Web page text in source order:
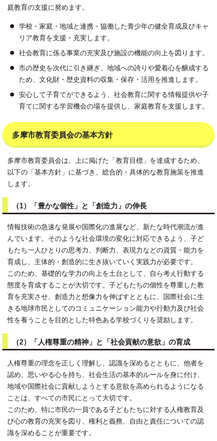
庭教育の支援に努めます。
学校・家庭・地域と連携・協働した青少年の健全育成及びキャ
リア教育を支援・充実します。
社会教育に係る事業の充実及び施設の機能の向上を図ります。
市の歴史を次代に引き継ぎ、地域への誇りや愛着心を醸成する
ため、文化財・歴史資料の収集・保存・活用を推進します。
安心して子育てができるよう、社会教育に関する情報提供や子
育てに関する学習機会の場を提供し、家庭教育を支援します。
多摩市教育委員会の基本方針
多摩市教育委員会は、上に掲げた「教育目標」を達成するため、
以下の「基本方針」に基づき、総合的・具体的な教育施策を推進
します。
（1）「豊かな個性」と「創造力」の伸長
情報技術の急速な発展や国際化の進展など、新たな時代潮流が進
んでいます。そのような社会環境の変化に対応できるよう、子ど
もたち一人ひとりの思考力、判断力、表現力などの資質・能力を
育成し、主体的・創造的に生き抜いていく実践力が必要です。
このため、基礎的な学力の向上を土台として、自ら考え行動する
態度を育成することが大切です。子どもたちの個性を尊重した教
育を充実させ、創造力と想像力を伸ばすとともに、国際社会に生
きる地球市民としてのコミュニケーション能力や行動力及び社会
性を養うことを目的とした特色ある学校づくりを奨励します。
（2）「人権尊重の精神」と「社会貢献の意欲」の育成
人権尊重の理念を正しく理解し、認識を深めるとともに、他者を
認め、思いやる心を持ち、社会生活の基本的ルールを身に付け、
地域や国際社会に貢献しようとする意欲を高められるようになる
ことは、すべての市民にとって大切です。
このため、特に市民の一員である子どもたちに対する人権教育及
び心の教育の充実を図り、権利と義務、自由と責任についての認
識を深めることが重要です。